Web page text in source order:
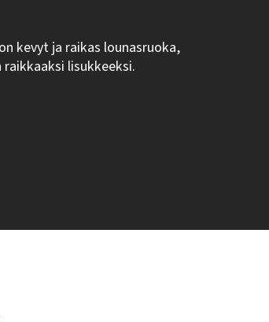
kevyt ja raikas lounasruoka,
lisukkeeksi.